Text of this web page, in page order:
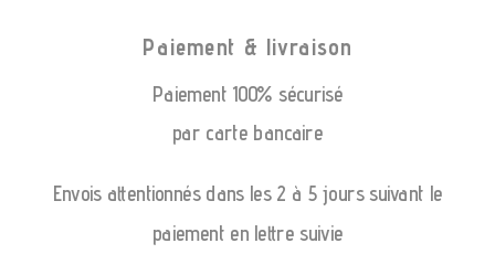
Paiement & livraison
Paiement 100% sécurisé
par carte bancaire
Envois attentionnés dans les 2 à 5 jours suivant le
paiement en lettre suivie